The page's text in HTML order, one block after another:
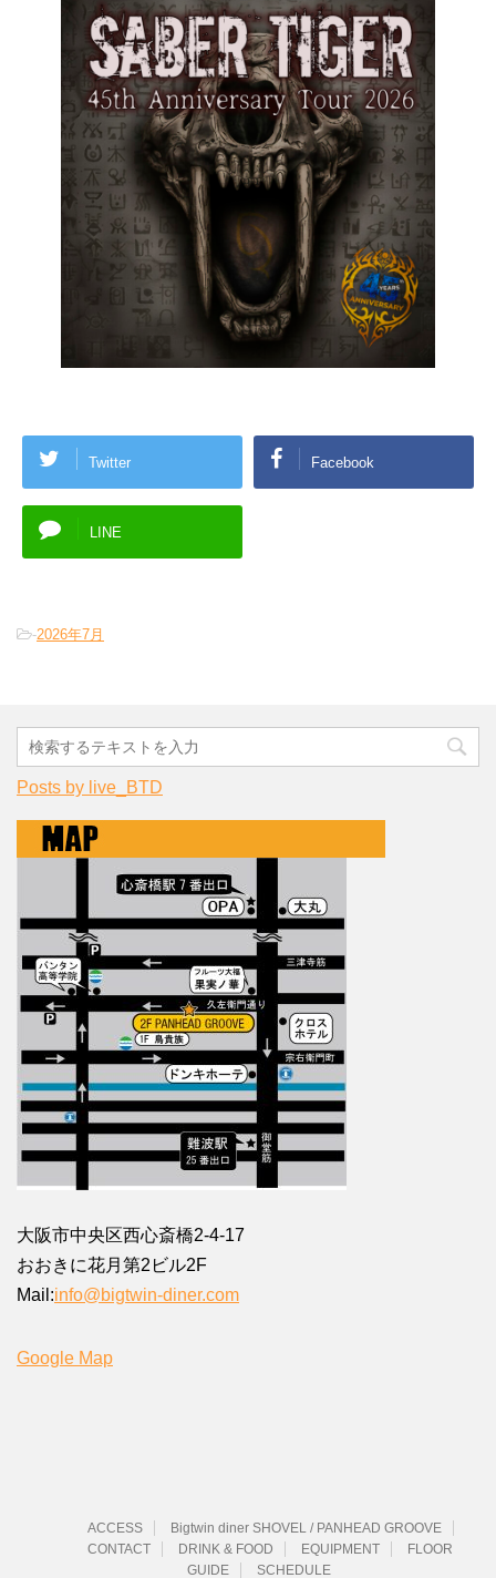
Twitter Facebook
LINE
-2026年7月
Posts by live_BTD
大阪市中央区西心斎橋2-4-17
おおきに花月第2ビル2F
Mail:info@bigtwin-diner.com
Google Map
ACCESS
Bigtwin diner SHOVEL / PANHEAD GROOVE
CONTACT
DRINK & FOOD EQUIPMENT
FLOOR
GUIDE
SCHEDULE